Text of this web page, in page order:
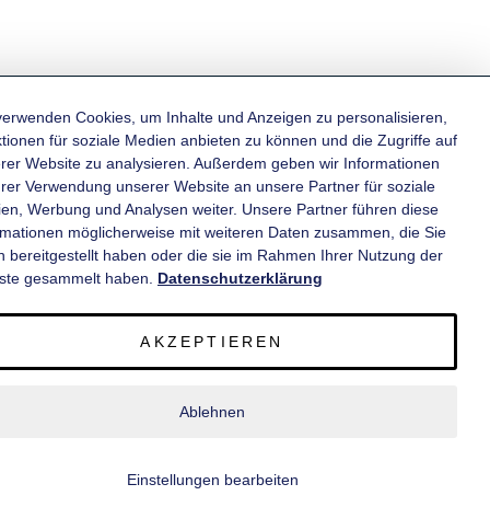
KATEGORIEN
INFORMATIONEN
© 2020 wm meyer® Fahrzeugbau AG. Alle Rechte vorbehalten.
Cookies, um Inhalte und Anzeigen zu personalisieren,
für soziale Medien anbieten zu können und die Zugriffe auf
Website zu analysieren. Außerdem geben wir Informationen
Verwendung unserer Website an unsere Partner für soziale
Werbung und Analysen weiter. Unsere Partner führen diese
möglicherweise mit weiteren Daten zusammen, die Sie
bereitgestellt haben oder die sie im Rahmen Ihrer Nutzung der
gesammelt haben. Datenschutzerklärung
AKZEPTIEREN
Ablehnen
Einstellungen bearbeiten